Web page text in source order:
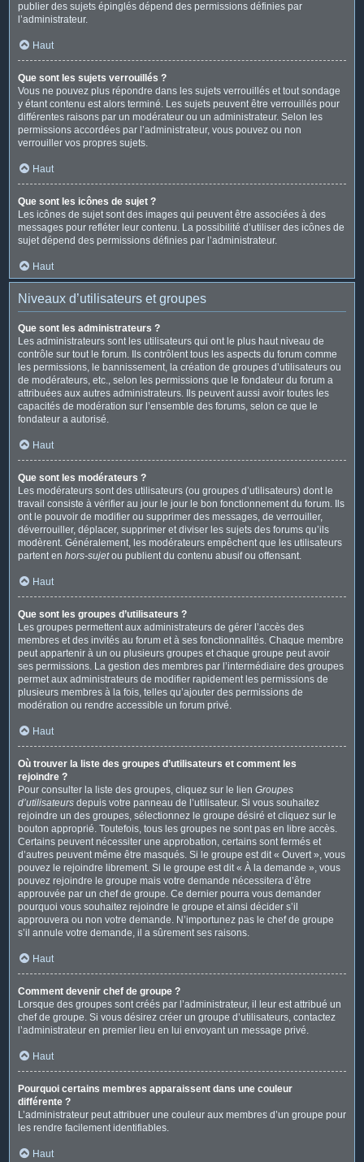
publier des sujets épinglés dépend des permissions définies par
l’administrateur.
Haut
Que sont les sujets verrouillés ?
Vous ne pouvez plus répondre dans les sujets verrouillés et tout sondage
y étant contenu est alors terminé. Les sujets peuvent être verrouillés pour
différentes raisons par un modérateur ou un administrateur. Selon les
permissions accordées par l’administrateur, vous pouvez ou non
verrouiller vos propres sujets.
Haut
Que sont les icônes de sujet ?
Les icônes de sujet sont des images qui peuvent être associées à des
messages pour refléter leur contenu. La possibilité d’utiliser des icônes de
sujet dépend des permissions définies par l’administrateur.
Haut
Niveaux d’utilisateurs et groupes
Que sont les administrateurs ?
Les administrateurs sont les utilisateurs qui ont le plus haut niveau de
contrôle sur tout le forum. Ils contrôlent tous les aspects du forum comme
les permissions, le bannissement, la création de groupes d’utilisateurs ou
de modérateurs, etc., selon les permissions que le fondateur du forum a
attribuées aux autres administrateurs. Ils peuvent aussi avoir toutes les
capacités de modération sur l’ensemble des forums, selon ce que le
fondateur a autorisé.
Haut
Que sont les modérateurs ?
Les modérateurs sont des utilisateurs (ou groupes d’utilisateurs) dont le
travail consiste à vérifier au jour le jour le bon fonctionnement du forum. Ils
ont le pouvoir de modifier ou supprimer des messages, de verrouiller,
déverrouiller, déplacer, supprimer et diviser les sujets des forums qu’ils
modèrent. Généralement, les modérateurs empêchent que les utilisateurs
partent en hors-sujetou publient du contenu abusif ou offensant.
Haut
Que sont les groupes d’utilisateurs ?
Les groupes permettent aux administrateurs de gérer l’accès des
membres et des invités au forum et à ses fonctionnalités. Chaque membre
peut appartenir à un ou plusieurs groupes et chaque groupe peut avoir
ses permissions. La gestion des membres par l’intermédiaire des groupes
permet aux administrateurs de modifier rapidement les permissions de
plusieurs membres à la fois, telles qu’ajouter des permissions de
modération ou rendre accessible un forum privé.
Haut
Où trouver la liste des groupes d’utilisateurs et comment les
rejoindre ?
Pour consulter la liste des groupes, cliquez sur le lien Groupes
d’utilisateurs depuis votre panneau de l’utilisateur. Si vous souhaitez
rejoindre un des groupes, sélectionnez le groupe désiré et cliquez sur le
bouton approprié. Toutefois, tous les groupes ne sont pas en libre accès.
Certains peuvent nécessiter une approbation, certains sont fermés et
d’autres peuvent même être masqués. Si le groupe est dit « Ouvert », vous
pouvez le rejoindre librement. Si le groupe est dit « À la demande », vous
pouvez rejoindre le groupe mais votre demande nécessitera d’être
approuvée par un chef de groupe. Ce dernier pourra vous demander
pourquoi vous souhaitez rejoindre le groupe et ainsi décider s’il
approuvera ou non votre demande. N’importunez pas le chef de groupe
s’il annule votre demande, il a sûrement ses raisons.
Haut
Comment devenir chef de groupe ?
Lorsque des groupes sont créés par l’administrateur, il leur est attribué un
chef de groupe. Si vous désirez créer un groupe d’utilisateurs, contactez
l’administrateur en premier lieu en lui envoyant un message privé.
Haut
Pourquoi certains membres apparaissent dans une couleur
différente ?
L’administrateur peut attribuer une couleur aux membres d’un groupe pour
les rendre facilement identifiables.
Haut